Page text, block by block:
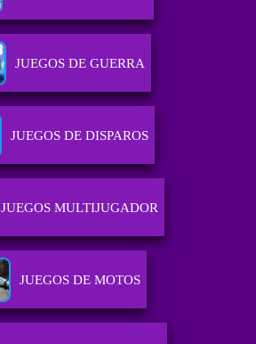
JUEGOS DE GUERRA
JUEGOS DE DISPAROS
JUEGOS MULTIJUGADOR
JUEGOS DE MOTOS